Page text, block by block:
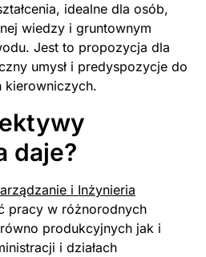
idealne dla osób,
wiedzy i gruntownym
Jest to propozycja dla
umysł i predyspozycje do
kierowniczych.
daje?
i Inżynieria
pracy w różnorodnych
produkcyjnych jak i
i działach